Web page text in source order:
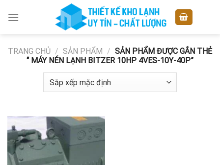
TRANG CHỦ / SẢN PHẨM / SẢN PHẨM ĐƯỢC GẮN THẺ
“ MÁY NÉN LẠNH BITZER 10HP 4VES-10Y-40P”